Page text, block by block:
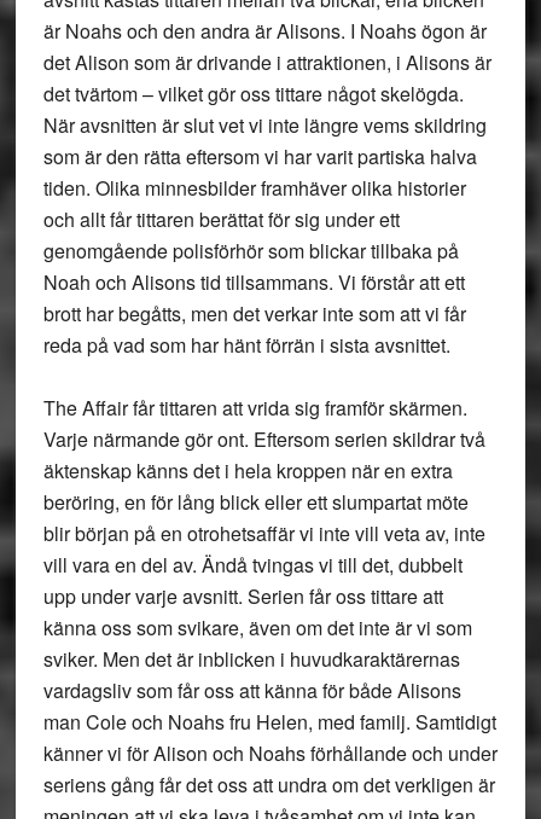
är Noahs och den andra är Alisons. I Noahs ögon är
det Alison som är drivande i attraktionen, i Alisons är
det tvärtom – vilket gör oss tittare något skelögda.
När avsnitten är slut vet vi inte längre vems skildring
som är den rätta eftersom vi har varit partiska halva
tiden. Olika minnesbilder framhäver olika historier
och allt får tittaren berättat för sig under ett
genomgående polisförhör som blickar tillbaka på
Noah och Alisons tid tillsammans. Vi förstår att ett
brott har begåtts, men det verkar inte som att vi får
reda på vad som har hänt förrän i sista avsnittet.
The Affair får tittaren att vrida sig framför skärmen.
Varje närmande gör ont. Eftersom serien skildrar två
äktenskap känns det i hela kroppen när en extra
beröring, en för lång blick eller ett slumpartat möte
blir början på en otrohetsaffär vi inte vill veta av, inte
vill vara en del av. Ändå tvingas vi till det, dubbelt
upp under varje avsnitt. Serien får oss tittare att
känna oss som svikare, även om det inte är vi som
sviker. Men det är inblicken i huvudkaraktärernas
vardagsliv som får oss att känna för både Alisons
man Cole och Noahs fru Helen, med familj. Samtidigt
känner vi för Alison och Noahs förhållande och under
seriens gång får det oss att undra om det verkligen är